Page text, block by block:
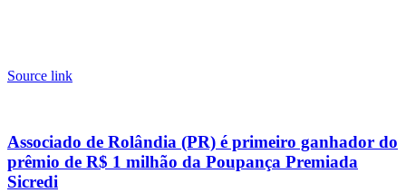
Source link
Associado de Rolândia (PR) é primeiro ganhador do
prêmio de R$ 1 milhão da Poupança Premiada
Sicredi